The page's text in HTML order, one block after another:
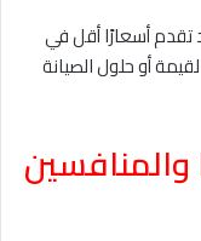
تقدم أسعارًا أقل في
أو حلول الصيانة
والمنافسين